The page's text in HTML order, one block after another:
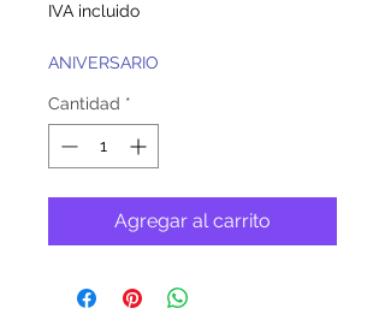
IVA incluido
ANIVERSARIO
Cantidad *
Agregar al carrito